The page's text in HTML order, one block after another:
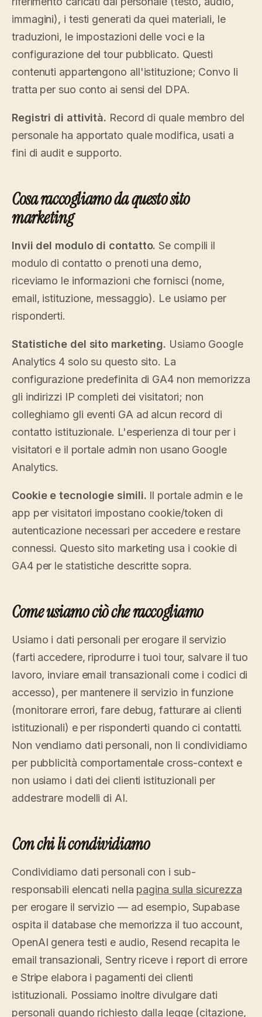
immagini), i testi generati da quei materiali, le
traduzioni, le impostazioni delle voci e la
configurazione del tour pubblicato. Questi
contenuti appartengono all'istituzione; Convo li
tratta per suo conto ai sensi del DPA.
Registri di attività. Record di quale membro del
personale ha apportato quale modifica, usati a
fini di audit e supporto.
Cosa raccogliamo da questo sito
marketing
Invii del modulo di contatto. Se compili il
modulo di contatto o prenoti una demo,
riceviamo le informazioni che fornisci (nome,
email, istituzione, messaggio). Le usiamo per
risponderti.
Statistiche del sito marketing. Usiamo Google
Analytics 4 solo su questo sito. La
configurazione predefinita di GA4 non memorizza
gli indirizzi IP completi dei visitatori; non
colleghiamo gli eventi GA ad alcun record di
contatto istituzionale. L'esperienza di tour per i
visitatori e il portale admin non usano Google
Analytics.
Cookie e tecnologie simili. Il portale admin e le
app per visitatori impostano cookie/token di
autenticazione necessari per accedere e restare
connessi. Questo sito marketing usa i cookie di
GA4 per le statistiche descritte sopra.
Come usiamo ciò che raccogliamo
Usiamo i dati personali per erogare il servizio
(farti accedere, riprodurre i tuoi tour, salvare il tuo
lavoro, inviare email transazionali come i codici di
accesso), per mantenere il servizio in funzione
(monitorare errori, fare debug, fatturare ai clienti
istituzionali) e per risponderti quando ci contatti.
Non vendiamo dati personali, non li condividiamo
per pubblicità comportamentale cross-context e
non usiamo i dati dei clienti istituzionali per
addestrare modelli di AI.
Con chi li condividiamo
Condividiamo dati personali con i sub-
responsabili elencati nella pagina sulla sicurezza
per erogare il servizio — ad esempio, Supabase
ospita il database che memorizza il tuo account,
OpenAI genera testi e audio, Resend recapita le
email transazionali, Sentry riceve i report di errore
e Stripe elabora i pagamenti dei clienti
istituzionali. Possiamo inoltre divulgare dati
personali quando richiesto dalla legge (citazione,